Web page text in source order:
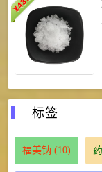
¥
标签
福美钠 (10)